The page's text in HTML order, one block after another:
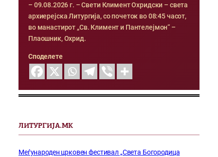
– 09.08.2026 г. – Свети Климент Охридски – света
архиерејска Литургија, со почеток во 08:45 часот,
во манастирот „Св. Климент и Пантелејмон“ –
Плаошник, Охрид.
Споделете
ЛИТУРГИЈА.МК
Меѓународен црковен фестивал „Света Богородица